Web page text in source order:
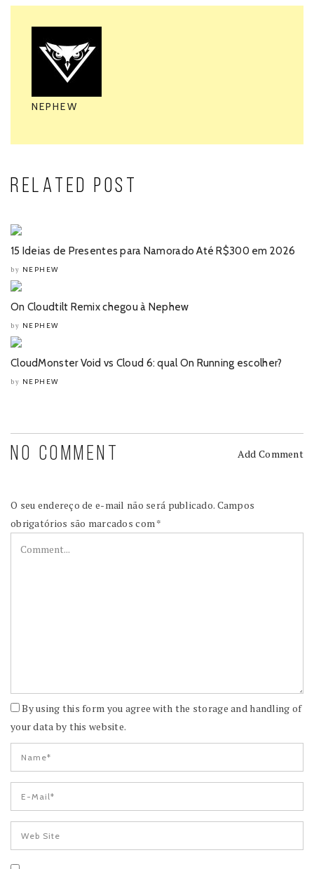
NEPHEW
RELATED POST
15 Ideias de Presentes para Namorado Até R$300 em 2026
by NEPHEW
On Cloudtilt Remix chegou à Nephew
by NEPHEW
CloudMonster Void vs Cloud 6: qual On Running escolher?
by NEPHEW
NO COMMENT Add Comment
O seu endereço de e-mail não será publicado. Campos
obrigatórios são marcados com *
By using this form you agree with the storage and handling of
your data by this website.